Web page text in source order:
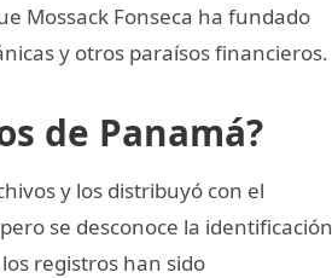
Mossack Fonseca ha fundado
y otros paraísos financieros.
de Panamá?
y los distribuyó con el
se desconoce la identificación
registros han sido